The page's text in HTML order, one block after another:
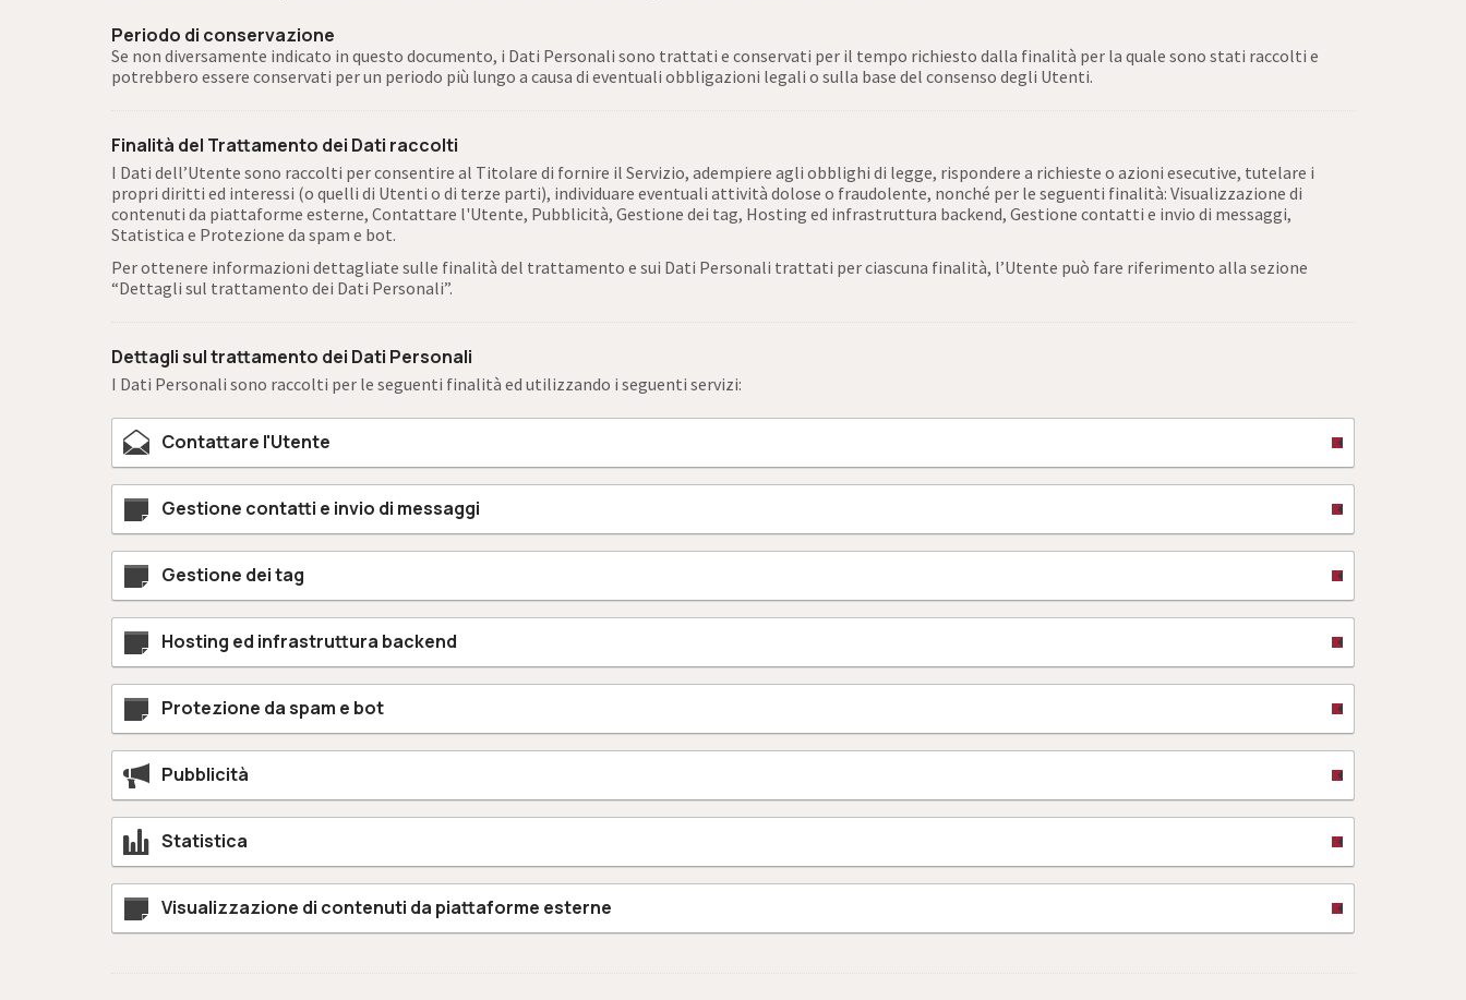
Periodo di conservazione
Se non diversamente indicato in questo documento, i Dati Personali sono trattati e conservati per il tempo richiesto dalla finalità per la quale sono stati raccolti e
potrebbero essere conservati per un periodo più lungo a causa di eventuali obbligazioni legali o sulla base del consenso degli Utenti.
Finalità del Trattamento dei Dati raccolti
I Dati dell’Utente sono raccolti per consentire al Titolare di fornire il Servizio, adempiere agli obblighi di legge, rispondere a richieste o azioni esecutive, tutelare i
propri diritti ed interessi (o quelli di Utenti o di terze parti), individuare eventuali attività dolose o fraudolente, nonché per le seguenti finalità: Visualizzazione di
contenuti da piattaforme esterne, Contattare l'Utente, Pubblicità, Gestione dei tag, Hosting ed infrastruttura backend, Gestione contatti e invio di messaggi,
Statistica e Protezione da spam e bot.
Per ottenere informazioni dettagliate sulle finalità del trattamento e sui Dati Personali trattati per ciascuna finalità, l’Utente può fare riferimento alla sezione
“Dettagli sul trattamento dei Dati Personali”.
Dettagli sul trattamento dei Dati Personali
I Dati Personali sono raccolti per le seguenti finalità ed utilizzando i seguenti servizi:
Contattare l'Utente
Gestione contatti e invio di messaggi
Gestione dei tag
Hosting ed infrastruttura backend
Protezione da spam e bot
Pubblicità
Statistica
Visualizzazione di contenuti da piattaforme esterne